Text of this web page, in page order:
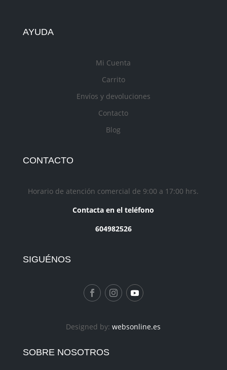
AYUDA
Mi Cuenta
Carrito
Envíos y devoluciones
Contacto
Blog
CONTACTO
Horario de atención comercial de 9:00 a 17:00 hrs.
Contacta en el teléfono
604982526
SIGUÉNOS
Designed by:websonline.es
SOBRE NOSOTROS